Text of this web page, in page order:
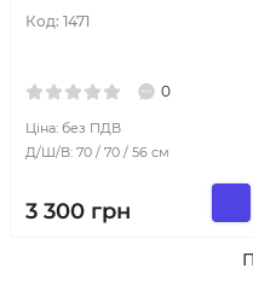
Код: 1471
0
Ціна: без ПДВ
Д/Ш/В: 70 / 70 / 56 см
3 300 грн